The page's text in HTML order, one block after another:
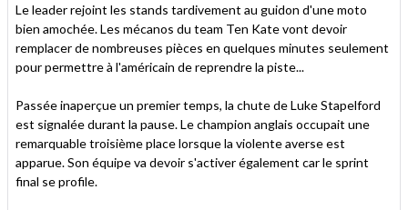
Le leader rejoint les stands tardivement au guidon d'une moto
bien amochée. Les mécanos du team Ten Kate vont devoir
remplacer de nombreuses pièces en quelques minutes seulement
pour permettre à l'américain de reprendre la piste...
Passée inaperçue un premier temps, la chute de Luke Stapelford
est signalée durant la pause. Le champion anglais occupait une
remarquable troisième place lorsque la violente averse est
apparue. Son équipe va devoir s'activer également car le sprint
final se profile.